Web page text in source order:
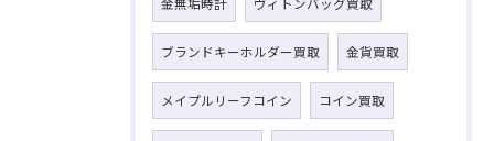
ブランドキーホルダー買取 金貨買取
メイプルリーフコイン コイン買取